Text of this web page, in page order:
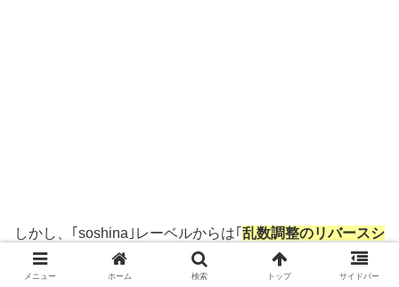
しかし、｢soshina｣レーベルからは｢ 乱数調整のリバースシ
ンデレラ
怪獣少女は火を吹かない
｣を含む計10曲しかリ
リースされていないので、まだ大きな収益には繋がっては
メニュー ホーム 検索 トップ サイドバー